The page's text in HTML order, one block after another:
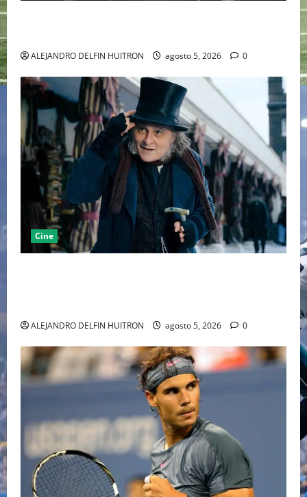
ALEJANDRO DELFIN HUITRON agosto 5, 2026 0
Cine
ALEJANDRO DELFIN HUITRON agosto 5, 2026 0